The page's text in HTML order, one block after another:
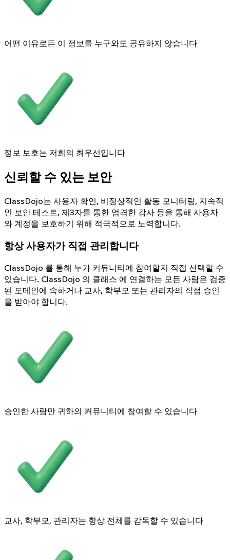
어떤 이유로든 이 정보를 누구와도 공유하지 않습니다
정보 보호는 저희의 최우선입니다
신뢰할 수 있는 보안
ClassDojo는 사용자 확인, 비정상적인 활동 모니터링, 지속적
인 보안 테스트, 제3자를 통한 엄격한 감사 등을 통해 사용자
와 계정을 보호하기 위해 적극적으로 노력합니다.
항상 사용자가 직접 관리합니다
ClassDojo 를 통해 누가 커뮤니티에 참여할지 직접 선택할 수
있습니다. ClassDojo 의 클래스 에 연결하는 모든 사람은 검증
된 도메인에 속하거나 교사, 학부모 또는 관리자의 직접 승인
을 받아야 합니다.
승인한 사람만 귀하의 커뮤니티에 참여할 수 있습니다
교사, 학부모, 관리자는 항상 전체를 감독할 수 있습니다